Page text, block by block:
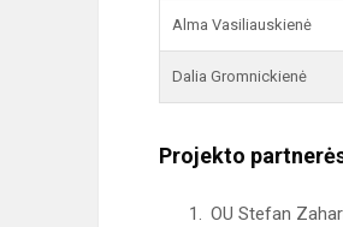
Alma Vasiliauskienė
Dalia Gromnickienė
Projekto
OU Stefan